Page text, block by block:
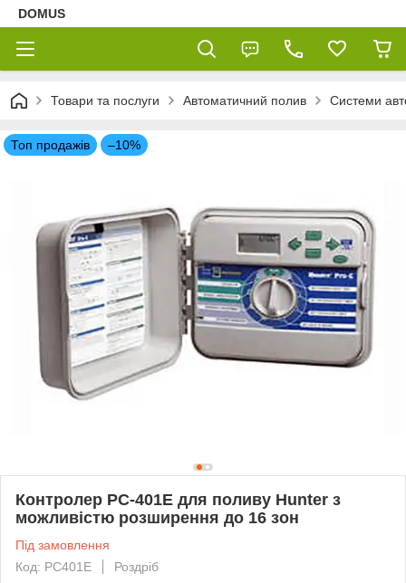
DOMUS
Товари та послуги Автоматичний полив Системи
Топ продажів –10%
Контролер PC-401Е для поливу Hunter з
можливістю розширення до 16 зон
Під замовлення
Код: PC401Е
Роздріб